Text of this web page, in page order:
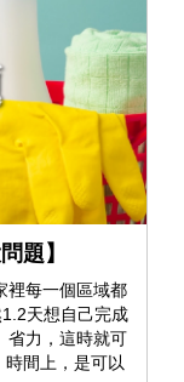
題】
裡每一個區域都
天想自己完成
省力，這時就可
間上，是可以